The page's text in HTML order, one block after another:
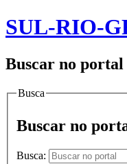
SUL-RIO-
Buscar no portal
Busca
Buscar no
Busca: